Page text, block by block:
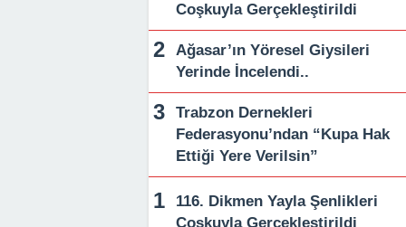
Coşkuyla Gerçekleştirildi
Ağasar’ın Yöresel Giysileri
Yerinde İncelendi..
Trabzon Dernekleri
Federasyonu’ndan “Kupa Hak
Ettiği Yere Verilsin”
116. Dikmen Yayla Şenlikleri
Coşkuyla Gerçekleştirildi